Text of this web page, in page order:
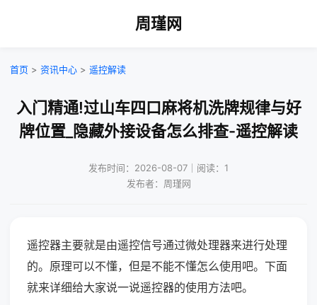
周瑾网
首页 > 资讯中心 > 遥控解读
入门精通!过山车四口麻将机洗牌规律与好
牌位置_隐藏外接设备怎么排查-遥控解读
发布时间：2026-08-07｜阅读：1
发布者：周瑾网
遥控器主要就是由遥控信号通过微处理器来进行处理
的。原理可以不懂，但是不能不懂怎么使用吧。下面
就来详细给大家说一说遥控器的使用方法吧。